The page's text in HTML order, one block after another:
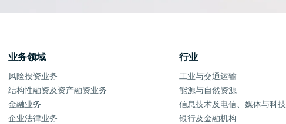
业务领域
风险投资业务
结构性融资及资产融资业务
金融业务
企业法律业务
行业
工业与交通运输
能源与自然资源
信息技术及电信、媒体与科技
银行及金融机构